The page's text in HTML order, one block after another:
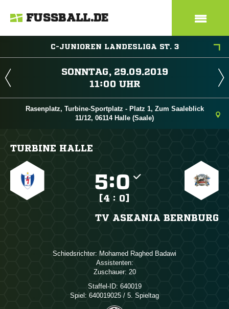
FUSSBALL.DE
C-JUNIOREN LANDESLIGA ST. 3
 
 
Rasenplatz, Turbine-Sportplatz - Platz 1, Zum Saaleblick
11/12, 06114 Halle (Saale)
TURBINE HALLE
:
[4 : 0]
TV ASKANIA BERNBURG
Schiedsrichter:   
Assistenten:
Zuschauer: 20
Staffel-ID: 640019
Spiel: 640019025 / 5. Spieltag